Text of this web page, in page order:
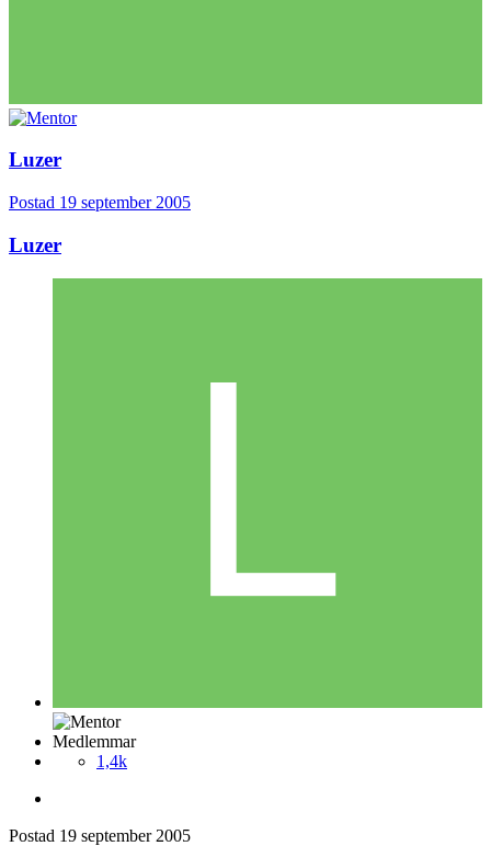
Luzer
Postad 19 september 2005
Luzer
Medlemmar
1,4k
Postad 19 september 2005